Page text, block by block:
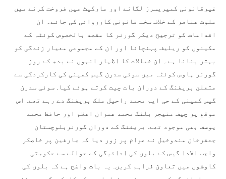
غیرقانونی کمپریسرز لگانے اور مارکیٹ میں فروخت کرنے میں
ملوث عناصر کے خلاف سخت قانونی کارروائی کی جائے۔ ان
اقدامات کو ترجیح دیکر گورنر کا مقصد بالخصوص کوئٹہ کے
مکینوں کو ریلیف پہنچانا اور ان کے مجموعی معیار زندگی کو
بہتر بنانا ہے۔ ان خیالات کا اظہار انہوں نے بدھ کے روز
گورنر ہاوس کوئٹہ میں سوئی سدرن گیس کمپنی کی کارکردگی سے
متعلق بریفنگ کے دوران بات چیت کرتے ہوئے کیا. سوئی سدرن
گیس کمپنی کے جی ایم محمد راحیل ملک بریفنگ دے رہے تھے. اس
موقع پر چیف منیجر بلنگ محمد عمران اعظم اور حافظ محمد
یوسف بھی موجود تھے. بریفنگ کے دوران گورنربلوچستان
جعفرخان مندوخیل نے عوام پر زور دیا کہ صارفین پر خاصکر
واجب الادا گیس کے بلوں کی ادائیگی کے حوالے سے حکومتی
کاوشوں میں تعاون فراہم کریں. یہ بات واضح ہے کہ بلوں کی